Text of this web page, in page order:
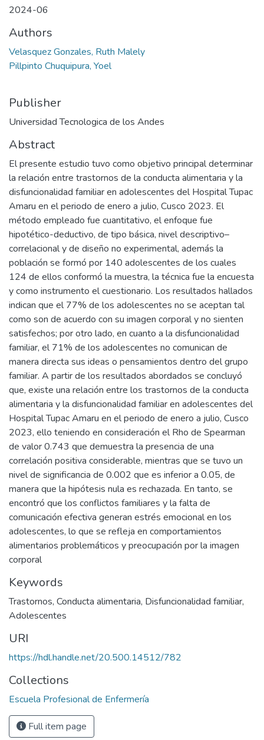
2024-06
Authors
Velasquez Gonzales, Ruth Malely
Pillpinto Chuquipura, Yoel
Publisher
Universidad Tecnologica de los Andes
Abstract
El presente estudio tuvo como objetivo principal determinar
la relación entre trastornos de la conducta alimentaria y la
disfuncionalidad familiar en adolescentes del Hospital Tupac
Amaru en el periodo de enero a julio, Cusco 2023. El
método empleado fue cuantitativo, el enfoque fue
hipotético-deductivo, de tipo básica, nivel descriptivo–
correlacional y de diseño no experimental, además la
población se formó por 140 adolescentes de los cuales
124 de ellos conformó la muestra, la técnica fue la encuesta
y como instrumento el cuestionario. Los resultados hallados
indican que el 77% de los adolescentes no se aceptan tal
como son de acuerdo con su imagen corporal y no sienten
satisfechos; por otro lado, en cuanto a la disfuncionalidad
familiar, el 71% de los adolescentes no comunican de
manera directa sus ideas o pensamientos dentro del grupo
familiar. A partir de los resultados abordados se concluyó
que, existe una relación entre los trastornos de la conducta
alimentaria y la disfuncionalidad familiar en adolescentes del
Hospital Tupac Amaru en el periodo de enero a julio, Cusco
2023, ello teniendo en consideración el Rho de Spearman
de valor 0.743 que demuestra la presencia de una
correlación positiva considerable, mientras que se tuvo un
nivel de significancia de 0.002 que es inferior a 0.05, de
manera que la hipótesis nula es rechazada. En tanto, se
encontró que los conflictos familiares y la falta de
comunicación efectiva generan estrés emocional en los
adolescentes, lo que se refleja en comportamientos
alimentarios problemáticos y preocupación por la imagen
corporal
Keywords
Trastornos, Conducta alimentaria, Disfuncionalidad familiar,
Adolescentes
URI
https://hdl.handle.net/20.500.14512/782
Collections
Escuela Profesional de Enfermería
Full item page